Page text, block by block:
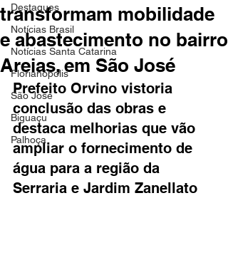
Destaques
Notícias Brasil
Notícias Santa Catarina
Florianópolis
São José
Biguaçu
Palhoça
transformam mobilidade
e abastecimento no bairro
Areias, em São José
Prefeito Orvino vistoria
conclusão das obras e
destaca melhorias que vão
ampliar o fornecimento de
água para a região da
Serraria e Jardim Zanellato